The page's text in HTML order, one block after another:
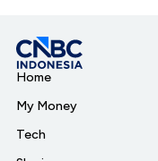
Home
My Money
Tech